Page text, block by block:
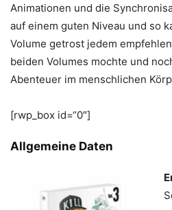
Animationen und die
auf einem guten Niveau und so
Volume getrost jedem
beiden Volumes mochte und
Abenteuer im menschlichen
[rwp_box id=“0″]
Allgemeine Daten